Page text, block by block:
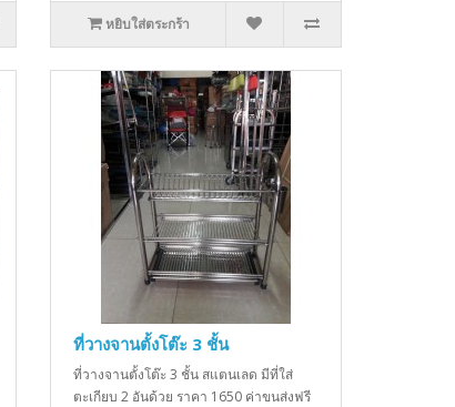
หยิบใส่ตระกร้า
ที่วางจานตั้งโต๊ะ 3 ชั้น
ที่วางจานตั้งโต๊ะ 3 ชั้น สแตนเลด มีที่ใส่
ตะเกียบ 2 อันด้วย ราคา 1650 ค่าขนส่งฟรี